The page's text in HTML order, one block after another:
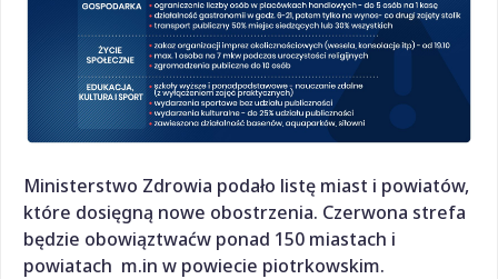
Ministerstwo Zdrowia podało listę miast i powiatów,
które dosięgną nowe obostrzenia. Czerwona strefa
będzie obowiąztwaćw ponad 150 miastach i
powiatach m.in w powiecie piotrkowskim.